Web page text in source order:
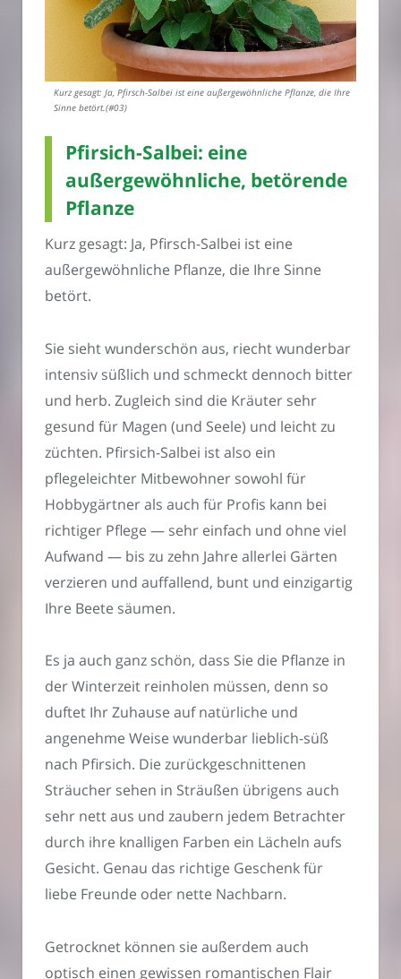
Kurz gesagt: Ja, Pfirsch-Salbei ist eine außergewöhnliche Pflanze, die Ihre
Sinne betört.(#03)
Pfirsich-Salbei: eine
außergewöhnliche, betörende
Pflanze
Kurz gesagt: Ja, Pfirsch-Salbei ist eine
außergewöhnliche Pflanze, die Ihre Sinne
betört.
Sie sieht wunderschön aus, riecht wunderbar
intensiv süßlich und schmeckt dennoch bitter
und herb. Zugleich sind die Kräuter sehr
gesund für Magen (und Seele) und leicht zu
züchten. Pfirsich-Salbei ist also ein
pflegeleichter Mitbewohner sowohl für
Hobbygärtner als auch für Profis kann bei
richtiger Pflege — sehr einfach und ohne viel
Aufwand — bis zu zehn Jahre allerlei Gärten
verzieren und auffallend, bunt und einzigartig
Ihre Beete säumen.
Es ja auch ganz schön, dass Sie die Pflanze in
der Winterzeit reinholen müssen, denn so
duftet Ihr Zuhause auf natürliche und
angenehme Weise wunderbar lieblich-süß
nach Pfirsich. Die zurückgeschnittenen
Sträucher sehen in Sträußen übrigens auch
sehr nett aus und zaubern jedem Betrachter
durch ihre knalligen Farben ein Lächeln aufs
Gesicht. Genau das richtige Geschenk für
liebe Freunde oder nette Nachbarn.
Getrocknet können sie außerdem auch
optisch einen gewissen romantischen Flair